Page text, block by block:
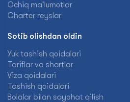
Ochiq ma'lumotlar
Charter reyslar
Sotib olishdan oldin
Yuk tashish qoidalari
Tariflar va shartlar
Viza qoidalari
Tashish qoidalari
Bolalar bilan sayohat qilish